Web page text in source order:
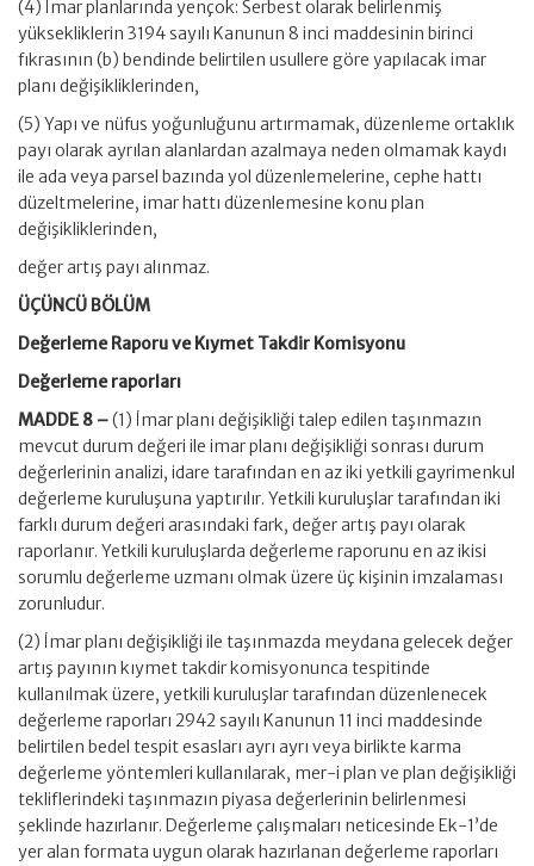
(4) İmar planlarında yençok: Serbest olarak belirlenmiş
yüksekliklerin 3194 sayılı Kanunun 8 inci maddesinin birinci
fıkrasının (b) bendinde belirtilen usullere göre yapılacak imar
planı değişikliklerinden,
(5) Yapı ve nüfus yoğunluğunu artırmamak, düzenleme ortaklık
payı olarak ayrılan alanlardan azalmaya neden olmamak kaydı
ile ada veya parsel bazında yol düzenlemelerine, cephe hattı
düzeltmelerine, imar hattı düzenlemesine konu plan
değişikliklerinden,
değer artış payı alınmaz.
ÜÇÜNCÜ BÖLÜM
Değerleme Raporu ve Kıymet Takdir Komisyonu
Değerleme raporları
MADDE 8 –(1) İmar planı değişikliği talep edilen taşınmazın
mevcut durum değeri ile imar planı değişikliği sonrası durum
değerlerinin analizi, idare tarafından en az iki yetkili gayrimenkul
değerleme kuruluşuna yaptırılır. Yetkili kuruluşlar tarafından iki
farklı durum değeri arasındaki fark, değer artış payı olarak
raporlanır. Yetkili kuruluşlarda değerleme raporunu en az ikisi
sorumlu değerleme uzmanı olmak üzere üç kişinin imzalaması
zorunludur.
(2) İmar planı değişikliği ile taşınmazda meydana gelecek değer
artış payının kıymet takdir komisyonunca tespitinde
kullanılmak üzere, yetkili kuruluşlar tarafından düzenlenecek
değerleme raporları 2942 sayılı Kanunun 11 inci maddesinde
belirtilen bedel tespit esasları ayrı ayrı veya birlikte karma
değerleme yöntemleri kullanılarak, mer-i plan ve plan değişikliği
tekliflerindeki taşınmazın piyasa değerlerinin belirlenmesi
şeklinde hazırlanır. Değerleme çalışmaları neticesinde Ek-1’de
yer alan formata uygun olarak hazırlanan değerleme raporları